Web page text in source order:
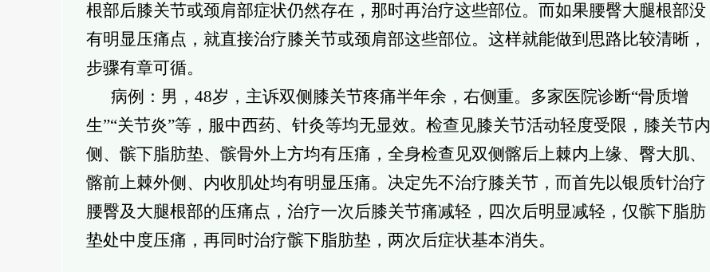
根部后膝关节或颈肩部症状仍然存在，那时再治疗这些部位。而如果腰臀大腿根部没
有明显压痛点，就直接治疗膝关节或颈肩部这些部位。这样就能做到思路比较清晰，
步骤有章可循。
病例：男，48岁，主诉双侧膝关节疼痛半年余，右侧重。多家医院诊断“骨质增
生”“关节炎”等，服中西药、针灸等均无显效。检查见膝关节活动轻度受限，膝关节内
侧、髌下脂肪垫、髌骨外上方均有压痛，全身检查见双侧髂后上棘内上缘、臀大肌、
髂前上棘外侧、内收肌处均有明显压痛。决定先不治疗膝关节，而首先以银质针治疗
腰臀及大腿根部的压痛点，治疗一次后膝关节痛减轻，四次后明显减轻，仅髌下脂肪
垫处中度压痛，再同时治疗髌下脂肪垫，两次后症状基本消失。